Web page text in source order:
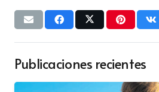
Publicaciones recientes